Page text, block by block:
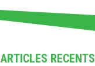
ARTICLES RECENTS